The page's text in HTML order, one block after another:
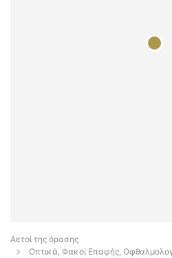
Αετοί της όρασης
Οπτικά, Φακοί Επαφής,